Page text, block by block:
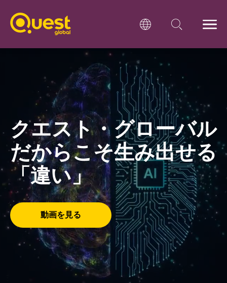
クエスト・グローバル
だからこそ生み出せる
「違い」
動画を見る